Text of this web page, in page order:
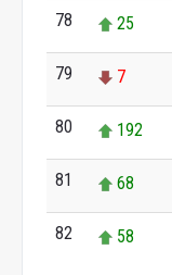
78 25
79 7
80 192
81 68
82 58